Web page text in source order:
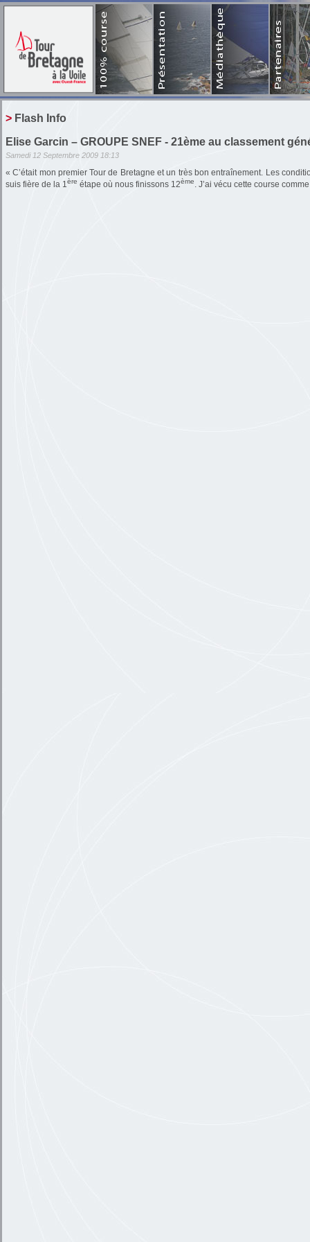
Historique des
Les
> Flash Info
Elise Garcin – GROUPE SNEF - 21ème au classement
Samedi 12 Septembre 2009 18:13
« C’était mon premier Tour de Bretagne et un très bon entraînement. Les
suis fière de la 1ère étape où nous finissons 12ème. J’ai vécu cette course